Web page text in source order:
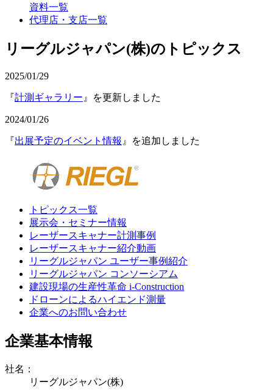
資料一覧
代理店・支店一覧
リーグルジャパン(株)のトピックス
2025/01/29
『計測ギャラリー 』を更新しました
2024/01/26
『出展予定のイベント情報 』を追加しました
トピックス一覧
展示会・セミナー情報
レーザースキャナー計測事例
レーザースキャナー紹介動画
リーグルジャパン ユーザー事例紹介
リーグルジャパン コンソーシアム
建設現場の生産性革命 i-Construction
ドローンによるハイエンド測量
企業へのお問い合わせ
企業基本情報
社名：
リーグルジャパン(株)